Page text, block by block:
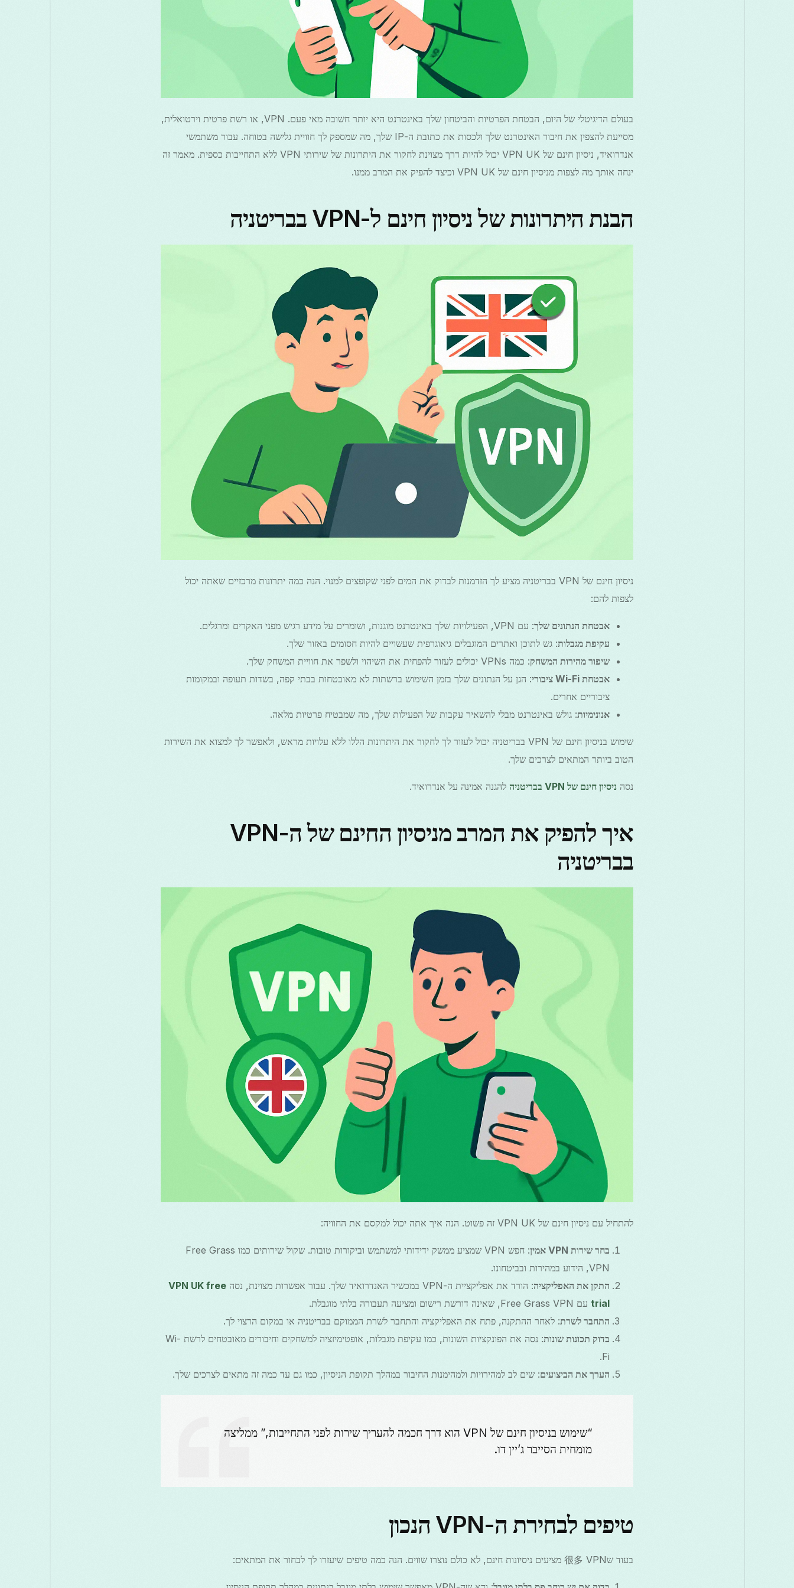
בעולם הדיגיטלי של היום, הבטחת הפרטיות והביטחון שלך באינטרנט היא יותר חשובה מאי פעם. VPN, או רשת פרטית וירטואלית,
מסייעת להצפין את חיבור האינטרנט שלך ולכסות את כתובת ה-IP שלך, מה שמספק לך חוויית גלישה בטוחה. עבור משתמשי
אנדרואיד, ניסיון חינם של VPN UK יכול להיות דרך מצוינת לחקור את היתרונות של שירותי VPN ללא התחייבות כספית. מאמר זה
ינחה אותך מה לצפות מניסיון חינם של VPN UK וכיצד להפיק את המרב ממנו.
הבנת היתרונות של ניסיון חינם ל-VPN בבריטניה
ניסיון חינם של VPN בבריטניה מציע לך הזדמנות לבדוק את המים לפני שקופצים למנוי. הנה כמה יתרונות מרכזיים שאתה יכול
לצפות להם:
אבטחת הנתונים שלך: עם VPN, הפעילויות שלך באינטרנט מוגנות, ושומרים על מידע רגיש מפני האקרים ומרגלים.
עקיפת מגבלות: גש לתוכן ואתרים המוגבלים גיאוגרפית שעשויים להיות חסומים באזור שלך.
שיפור מהירות המשחק: כמה VPNs יכולים לעזור להפחית את השיהוי ולשפר את חוויית המשחק שלך.
אבטחת Wi-Fi ציבורי
: הגן על הנתונים שלך בזמן השימוש ברשתות לא מאובטחות בבתי קפה, בשדות תעופה ובמקומות
ציבוריים אחרים.
אנונימיות: גולש באינטרנט מבלי להשאיר עקבות של הפעילות שלך, מה שמבטיח פרטיות מלאה.
שימוש בניסיון חינם של VPN בבריטניה יכול לעזור לך לחקור את היתרונות הללו ללא עלויות מראש, ולאפשר לך למצוא את השירות
הטוב ביותר המתאים לצרכים שלך.
נסה ניסיון חינם של VPN בבריטניה להגנה אמינה על אנדרואיד.
איך להפיק את המרב מניסיון החינם של ה-VPN
בבריטניה
להתחיל עם ניסיון חינם של VPN UK זה פשוט. הנה איך אתה יכול למקסם את החוויה:
בחר שירות VPN אמין
: חפש VPN שמציע ממשק ידידותי למשתמש וביקורות טובות. שקול שירותים כמו Free Grass
VPN, הידוע במהירות ובביטחונו.
התקן את האפליקציה: הורד את אפליקציית ה-VPN במכשיר האנדרואיד שלך. עבור אפשרות מצוינת, נסה
VPN UK free
trial עם Free Grass VPN, שאינה דורשת רישום ומציעה תעבורה בלתי מוגבלת.
התחבר לשרת: לאחר ההתקנה, פתח את האפליקציה והתחבר לשרת הממוקם בבריטניה או במקום הרצוי לך.
בדוק תכונות שונות
: נסה את הפונקציות השונות, כמו עקיפת מגבלות, אופטימיזציה למשחקים וחיבורים מאובטחים לרשת Wi-
Fi.
הערך את הביצועים: שים לב למהירויות ולמהימנות החיבור במהלך תקופת הניסיון, כמו גם עד כמה זה מתאים לצרכים שלך.
“שימוש בניסיון חינם של VPN הוא דרך חכמה להעריך שירות לפני התחייבות,” ממליצה
מומחית הסייבר ג’יין דו.
טיפים לבחירת ה-VPN הנכון
בעוד ש很多 VPN מציעים ניסיונות חינם, לא כולם נוצרו שווים. הנה כמה טיפים שיעזרו לך לבחור את המתאים: